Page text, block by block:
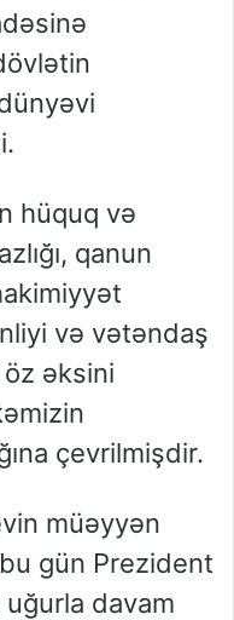
hüquq və
qanun
və vətəndaş
əksini
çevrilmişdir.
müəyyən
gün Prezident
davam